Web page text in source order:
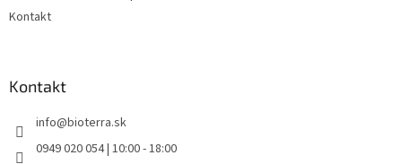
Kontakt
Kontakt
info@bioterra.sk
0949 020 054 | 10:00 - 18:00